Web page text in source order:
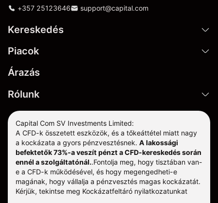
+357 25123646 support@capital.com
Kereskedés
Piacok
Árazás
Rólunk
Capital Com SV Investments Limited:
A CFD-k összetett eszközök, és a tőkeáttétel miatt nagy
a kockázata a gyors pénzvesztésnek. A lakossági
befektetők 73%-a veszít pénzt a CFD-kereskedés során
ennél a szolgáltatónál..Fontolja meg, hogy tisztában van-
e a CFD-k működésével, és hogy megengedheti-e
magának, hogy vállalja a pénzvesztés magas kockázatát.
Kérjük, tekintse meg Kockázatfeltáró nyilatkozatunkat